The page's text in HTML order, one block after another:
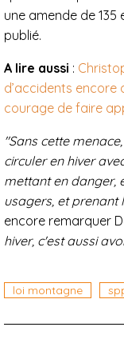
une amende de
publié.
A lire aussi :
d’accidents encore
courage de faire
"Sans cette
circuler en hiver
mettant en danger,
usagers, et prenant
encore remarquer
hiver, c'est aussi
loi montagne